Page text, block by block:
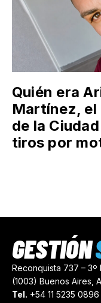
Quién era
Martínez, el
de la
tiros por
Reconquista 737 – 3º
(1003) Buenos Aires,
Tel. +54 11 5235
GESTIÓN